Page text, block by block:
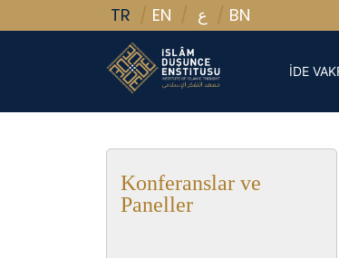
TR EN ع BN
İDE
Konferanslar ve
Paneller